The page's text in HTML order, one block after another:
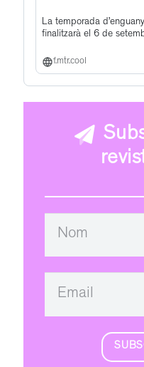
La temporada
finalitzarà el 6 de
f.mtr.cool